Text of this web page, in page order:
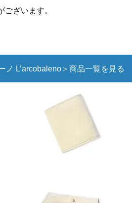
ざいます。
ノ L’arcobaleno＞商品一覧を見る